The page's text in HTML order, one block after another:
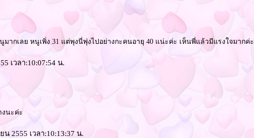
ากเลย หนูเพิ่ง 31 แต่พุงนี่พุ่งไปอย่างกะคนอายุ 40 แน่ะค่ะ เห็นพี่แล้วมีแรงใจมากค่ะ
เวลา:10:07:54 น.
นะค่ะ
2555 เวลา:10:13:37 น.